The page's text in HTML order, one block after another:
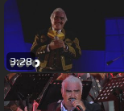
3:28